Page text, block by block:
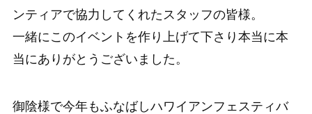
ンティアで協力してくれたスタッフの皆様。
一緒にこのイベントを作り上げて下さり本当に本
当にありがとうございました。
御陰様で今年もふなばしハワイアンフェスティバ